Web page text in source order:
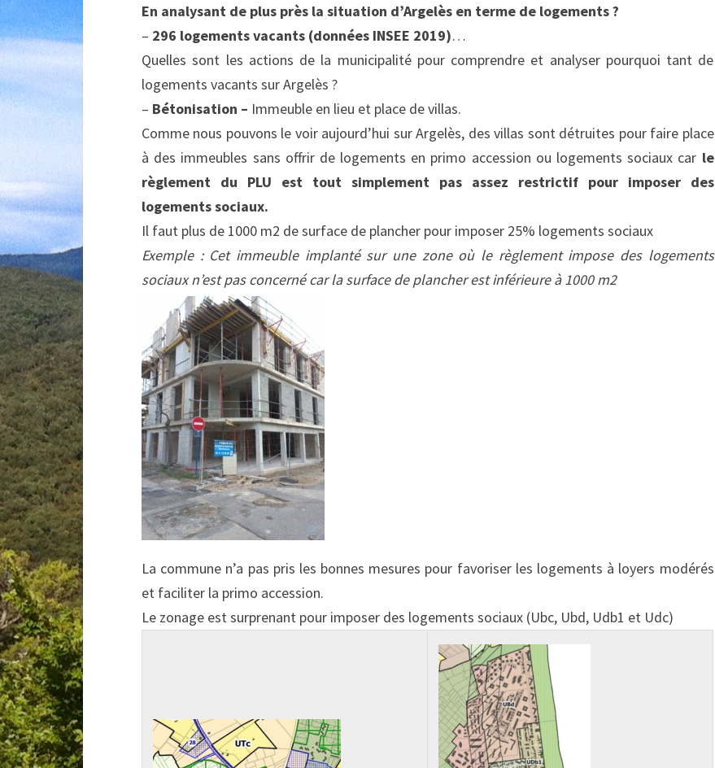
En analysant de plus près la situation d’Argelès en terme de logements ?
– 296 logements vacants (données INSEE 2019)…
Quelles sont les actions de la municipalité pour comprendre et analyser pourquoi tant de
logements vacants sur Argelès ?
– Bétonisation – Immeuble en lieu et place de villas.
Comme nous pouvons le voir aujourd’hui sur Argelès, des villas sont détruites pour faire place
à des immeubles sans offrir de logements en primo accession ou logements sociaux car le
règlement du PLU est tout simplement pas assez restrictif pour imposer des
logements sociaux.
Il faut plus de 1000 m2 de surface de plancher pour imposer 25% logements sociaux
Exemple : Cet immeuble implanté sur une zone où le règlement impose des logements
sociaux n’est pas concerné car la surface de plancher est inférieure à 1000 m2
La commune n’a pas pris les bonnes mesures pour favoriser les logements à loyers modérés
et faciliter la primo accession.
Le zonage est surprenant pour imposer des logements sociaux (Ubc, Ubd, Udb1 et Udc)